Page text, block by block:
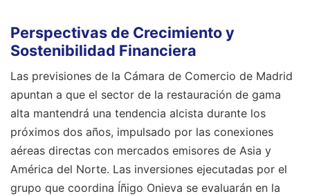
Perspectivas de Crecimiento y
Sostenibilidad Financiera
Las previsiones de la Cámara de Comercio de Madrid
apuntan a que el sector de la restauración de gama
alta mantendrá una tendencia alcista durante los
próximos dos años, impulsado por las conexiones
aéreas directas con mercados emisores de Asia y
América del Norte. Las inversiones ejecutadas por el
grupo que coordina Íñigo Onieva se evaluarán en la